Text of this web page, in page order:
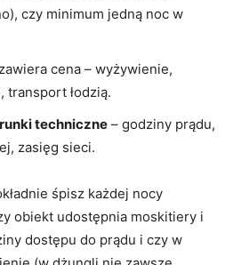
czy minimum jedną noc w
cena – wyżywienie,
transport łodzią.
techniczne – godziny prądu,
zasięg sieci.
śpisz każdej nocy
obiekt udostępnia moskitiery i
dostępu do prądu i czy w